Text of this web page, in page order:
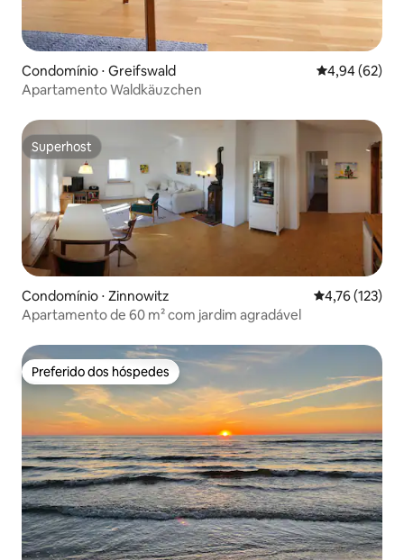
Condomínio ⋅ Greifswald 4,94 de uma
4,94 (62)
Apartamento Waldkäuzchen
Superhost
Superhost
Condomínio ⋅ Zinnowitz 4,76 de uma
4,76 (123)
Apartamento de 60 m² com jardim agradável
Preferido dos hóspedes
Preferido dos hóspedes